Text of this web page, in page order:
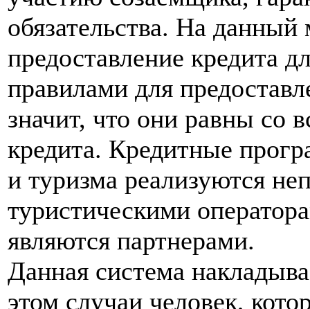
обязательства. На
предоставление кредита
правилами для
значит, что они равны со
кредита. Кредитные
и туризма реализуются
туристическими
являются партнерами.
Данная система
этом случаи человек,